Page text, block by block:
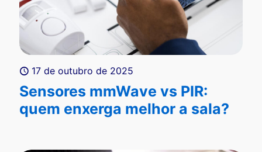
17 de outubro de 2025
Sensores mmWave vs PIR:
quem enxerga melhor a sala?